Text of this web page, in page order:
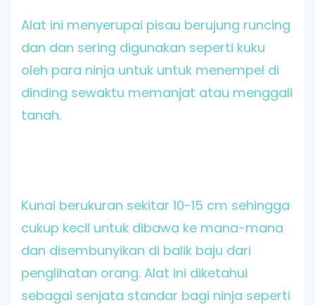
Alat ini menyerupai pisau berujung runcing
dan dan sering digunakan seperti kuku
oleh para ninja untuk untuk menempel di
dinding sewaktu memanjat atau menggali
tanah.
Kunai berukuran sekitar 10-15 cm sehingga
cukup kecil untuk dibawa ke mana-mana
dan disembunyikan di balik baju dari
penglihatan orang. Alat ini diketahui
sebagai senjata standar bagi ninja seperti